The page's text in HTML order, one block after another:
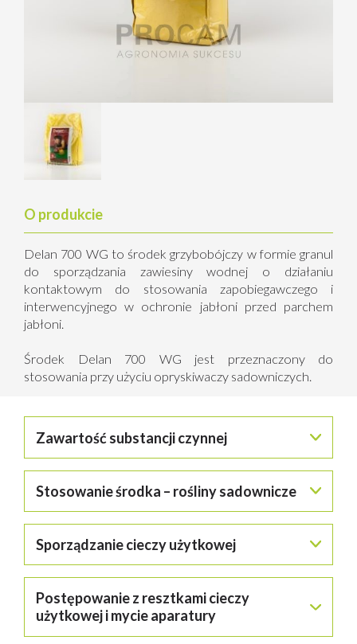
O produkcie
Delan 700 WG to środek grzybobójczy w formie granul
do sporządzania zawiesiny wodnej o działaniu
kontaktowym do stosowania zapobiegawczego i
interwencyjnego w ochronie jabłoni przed parchem
jabłoni.
Środek Delan 700 WG jest przeznaczony do
stosowania przy użyciu opryskiwaczy sadowniczych.
Zawartość substancji czynnej
z grupy antrachinonów) –700 g/kg.
Stosowanie środka – rośliny sadownicze
Parch jabłoni
Środek stosować maksymalnie 6 razy w sezonie, według
jednego z dwóch podanych poniżej systemów stosowania.
System 1.
Sporządzanie cieczy użytkowej
dokładnie ustalić potrzebną jej ilość. Odważoną ilość
środka wsypać do zbiornika opryskiwacza napełnonego
częściowo wodą (z włączonym mieszadłem) i uzupełnić
wodą do potrzebnej ilości. Po wsypaniu środka do
Postępowanie z resztkami cieczy
użytkowej i mycie aparatury